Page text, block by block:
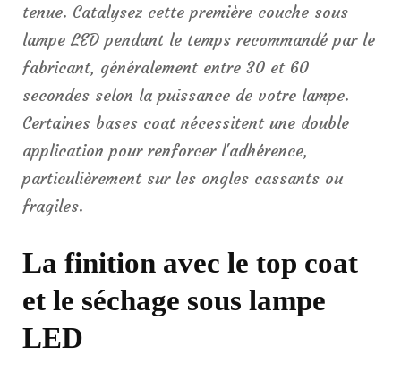
tenue. Catalysez cette première couche sous
lampe LED pendant le temps recommandé par le
fabricant, généralement entre 30 et 60
secondes selon la puissance de votre lampe.
Certaines bases coat nécessitent une double
application pour renforcer l'adhérence,
particulièrement sur les ongles cassants ou
fragiles.
La finition avec le top coat
et le séchage sous lampe
LED